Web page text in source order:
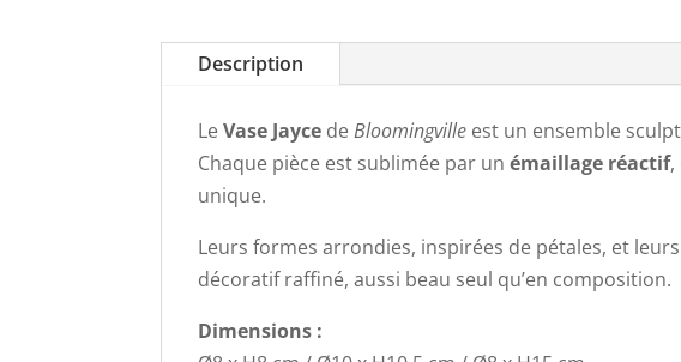
Description
LeVase Jayce deBloomingville est un ensemble
Chaque pièce est sublimée par unémaillage réactif,
unique.
Leurs formes arrondies, inspirées de pétales, et
décoratif raffiné, aussi beau seul qu’en composition.
Dimensions :